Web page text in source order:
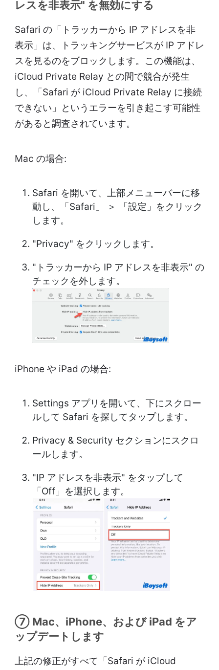
レスを非表示" を無効にする
Safari の「トラッカーから IP アドレスを非
表示」は、トラッキングサービスが IP アドレ
スを見るのをブロックします。この機能は、
iCloud Private Relay との間で競合が発生
し、「Safari が iCloud Private Relay に接続
できない」というエラーを引き起こす可能性
があると調査されています。
Mac の場合:
Safari を開いて、上部メニューバーに移
動し、「Safari」 ＞ 「設定」をクリック
します。
"Privacy" をクリックします。
"トラッカーから IP アドレスを非表示" の
チェックを外します。
iPhone や iPad の場合:
Settings アプリを開いて、下にスクロー
ルして Safari を探してタップします。
Privacy & Security セクションにスクロ
ールします。
"IP アドレスを非表示" をタップして
「Off」を選択します。
⑦ Mac、iPhone、および iPad をア
ップデートします
上記の修正がすべて「Safari が iCloud